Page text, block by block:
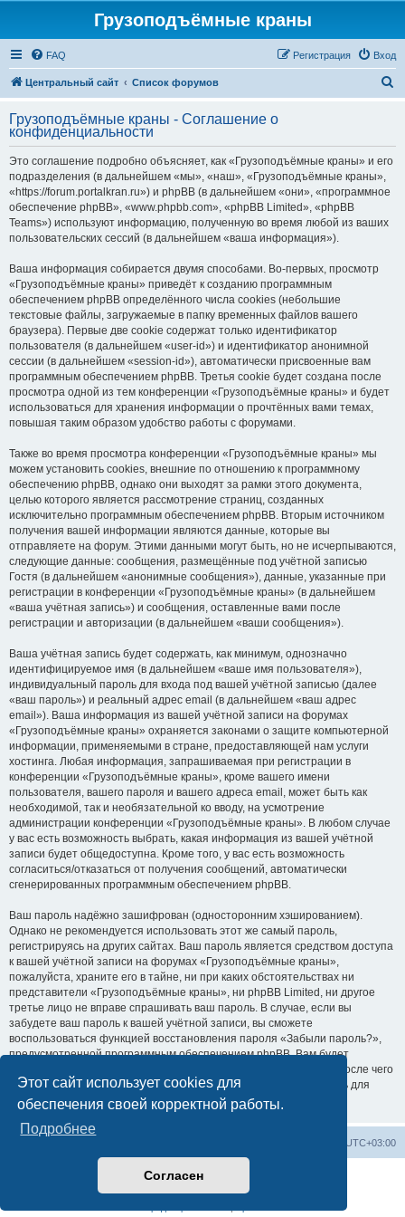
Этот сайт использует cookies для
обеспечения своей корректной работы.
Подробнее
Согласен
Грузоподъёмные краны
FAQ Вход
Регистрация
Центральный сайт Список форумов
с
Грузоподъёмные краны - Соглашение о
конфиденциальности
Это соглашение подробно объясняет, как «Грузоподъёмные краны» и его
подразделения (в дальнейшем «мы», «наш», «Грузоподъёмные краны»,
«https://forum.portalkran.ru») и phpBB (в дальнейшем «они», «программное
обеспечение phpBB», «www.phpbb.com», «phpBB Limited», «phpBB
Teams») используют информацию, полученную во время любой из ваших
пользовательских сессий (в дальнейшем «ваша информация»).
Ваша информация собирается двумя способами. Во-первых, просмотр
«Грузоподъёмные краны» приведёт к созданию программным
обеспечением phpBB определённого числа cookies (небольшие
текстовые файлы, загружаемые в папку временных файлов вашего
браузера). Первые две cookie содержат только идентификатор
пользователя (в дальнейшем «user-id») и идентификатор анонимной
сессии (в дальнейшем «session-id»), автоматически присвоенные вам
программным обеспечением phpBB. Третья cookie будет создана после
просмотра одной из тем конференции «Грузоподъёмные краны» и будет
использоваться для хранения информации о прочтённых вами темах,
повышая таким образом удобство работы с форумами.
Также во время просмотра конференции «Грузоподъёмные краны» мы
можем установить cookies, внешние по отношению к программному
обеспечению phpBB, однако они выходят за рамки этого документа,
целью которого является рассмотрение страниц, созданных
исключительно программным обеспечением phpBB. Вторым источником
получения вашей информации являются данные, которые вы
отправляете на форум. Этими данными могут быть, но не исчерпываются,
следующие данные: сообщения, размещённые под учётной записью
Гостя (в дальнейшем «анонимные сообщения»), данные, указанные при
регистрации в конференции «Грузоподъёмные краны» (в дальнейшем
«ваша учётная запись») и сообщения, оставленные вами после
регистрации и авторизации (в дальнейшем «ваши сообщения»).
Ваша учётная запись будет содержать, как минимум, однозначно
идентифицируемое имя (в дальнейшем «ваше имя пользователя»),
индивидуальный пароль для входа под вашей учётной записью (далее
«ваш пароль») и реальный адрес email (в дальнейшем «ваш адрес
email»). Ваша информация из вашей учётной записи на форумах
«Грузоподъёмные краны» охраняется законами о защите компьютерной
информации, применяемыми в стране, предоставляющей нам услуги
хостинга. Любая информация, запрашиваемая при регистрации в
конференции «Грузоподъёмные краны», кроме вашего имени
пользователя, вашего пароля и вашего адреса email, может быть как
необходимой, так и необязательной ко вводу, на усмотрение
администрации конференции «Грузоподъёмные краны». В любом случае
у вас есть возможность выбрать, какая информация из вашей учётной
записи будет общедоступна. Кроме того, у вас есть возможность
согласиться/отказаться от получения сообщений, автоматически
сгенерированных программным обеспечением phpBB.
Ваш пароль надёжно зашифрован (односторонним хэшированием).
Однако не рекомендуется использовать этот же самый пароль,
регистрируясь на других сайтах. Ваш пароль является средством доступа
к вашей учётной записи на форумах «Грузоподъёмные краны»,
пожалуйста, храните его в тайне, ни при каких обстоятельствах ни
представители «Грузоподъёмные краны», ни phpBB Limited, ни другое
третье лицо не вправе спрашивать ваш пароль. В случае, если вы
забудете ваш пароль к вашей учётной записи, вы сможете
воспользоваться функцией восстановления пароля «Забыли пароль?»,
предусмотренной программным обеспечением phpBB. Вам будет
необходимо ввести ваше имя пользователя и ваш адрес email, после чего
программное обеспечение phpBB сгенерирует вам новый пароль для
вашей учётной записи.
UTC+03:00
Создано на основеphpBB® Forum Software © phpBB Limited
Русская поддержка phpBB